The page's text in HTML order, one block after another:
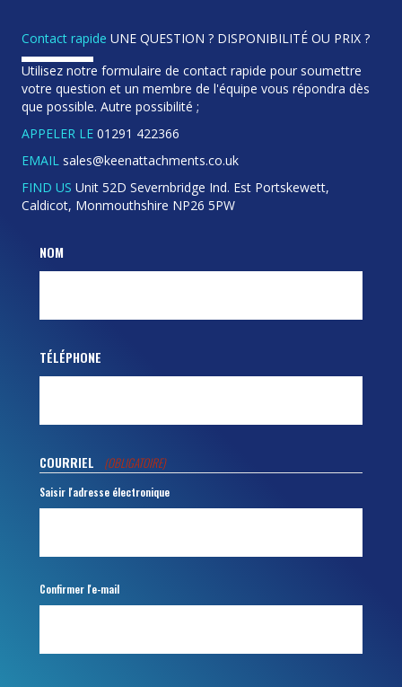
Contact rapide UNE QUESTION ? DISPONIBILITÉ OU PRIX ?
Utilisez notre formulaire de contact rapide pour soumettre
votre question et un membre de l'équipe vous répondra dès
que possible. Autre possibilité ;
APPELER LE 01291 422366
EMAIL sales@keenattachments.co.uk
FIND US Unit 52D Severnbridge Ind. Est Portskewett,
Caldicot, Monmouthshire NP26 5PW
NOM
TÉLÉPHONE
COURRIEL (OBLIGATOIRE)
Saisir l'adresse électronique
Confirmer l'e-mail